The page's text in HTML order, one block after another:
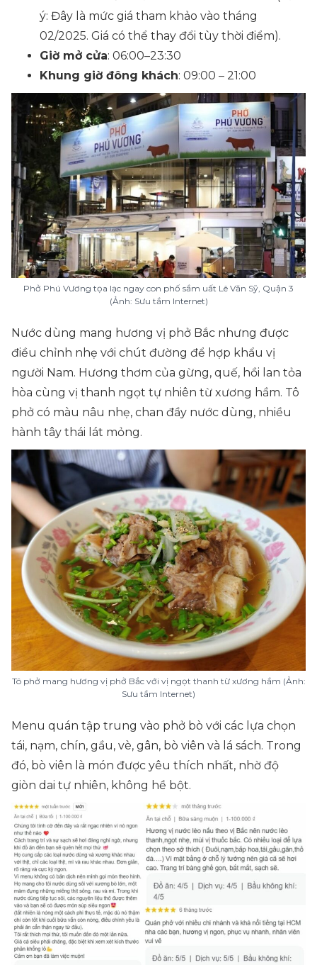
ý: Đây là mức giá tham khảo vào tháng
02/2025. Giá có thể thay đổi tùy thời điểm).
Giờ mở cửa: 06:00–23:30
Khung giờ đông khách: 09:00 – 21:00
Phở Phú Vương tọa lạc ngay con phố sầm uất Lê Văn Sỹ, Quận 3
(Ảnh: Sưu tầm Internet)
Nước dùng mang hương vị phở Bắc nhưng được
điều chỉnh nhẹ với chút đường để hợp khẩu vị
người Nam. Hương thơm của gừng, quế, hồi lan tỏa
hòa cùng vị thanh ngọt tự nhiên từ xương hầm. Tô
phở có màu nâu nhẹ, chan đầy nước dùng, nhiều
hành tây thái lát mỏng.
Tô phở mang hương vị phở Bắc với vị ngọt thanh từ xương hầm (Ảnh:
Sưu tầm Internet)
Menu quán tập trung vào phở bò với các lựa chọn
tái, nạm, chín, gầu, vè, gân, bò viên và lá sách. Trong
đó, bò viên là món được yêu thích nhất, nhờ độ
giòn dai tự nhiên, không hề bột.